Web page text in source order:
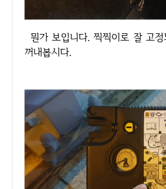
뭔가 보입니다. 찍찍이로 잘 고정되어 있는데 열어서
꺼내봅시다.